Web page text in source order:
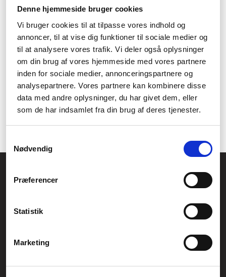
Denne hjemmeside bruger cookies
Vi bruger cookies til at tilpasse vores indhold og
annoncer, til at vise dig funktioner til sociale medier og
til at analysere vores trafik. Vi deler også oplysninger
om din brug af vores hjemmeside med vores partnere
inden for sociale medier, annonceringspartnere og
analysepartnere. Vores partnere kan kombinere disse
data med andre oplysninger, du har givet dem, eller
som de har indsamlet fra din brug af deres tjenester.
Nødvendig
Præferencer
Statistik
Marketing
over Makita hækkeklippere finder du et udvalg af
også et stort udvalg af andrehavemaskiner, så du kan få alt,
hvad du behøver til haven, samlet ét sted.
Har du brug for hjælp
Vi hos Føniks går langt for at sikre, at vores kunder får den
bedste service og den rigtige vejledning. Har du spørgsmål til
vores Makita hækkeklippere eller andre produkter, står vores
kundeserviceklar til at hjælpe. Kontakt os på telefon,maileller
CVR.: 26208637
Generelle henvendelser:
Service- og reklamationsafdelingen: